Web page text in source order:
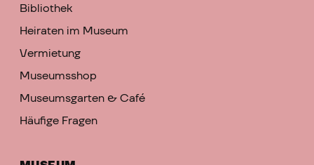
Bibliothek
Heiraten im Museum
Vermietung
Museumsshop
Museumsgarten & Café
Häufige Fragen